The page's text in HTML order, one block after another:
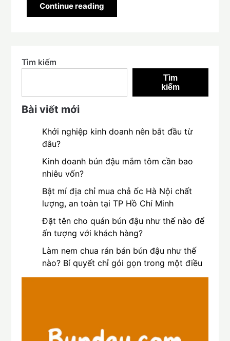
Continue reading
Tìm kiếm
Tìm
kiếm
Bài viết mới
Khởi nghiệp kinh doanh nên bắt đầu từ
đâu?
Kinh doanh bún đậu mắm tôm cần bao
nhiêu vốn?
Bật mí địa chỉ mua chả ốc Hà Nội chất
lượng, an toàn tại TP Hồ Chí Minh
Đặt tên cho quán bún đậu như thế nào để
ấn tượng với khách hàng?
Làm nem chua rán bán bún đậu như thế
nào? Bí quyết chỉ gói gọn trong một điều